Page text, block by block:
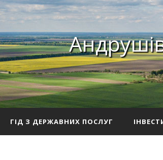
ГІД З ДЕРЖАВНИХ ПОСЛУГ